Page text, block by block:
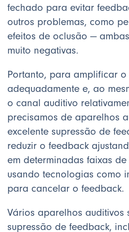
fechado para evitar
outros problemas, como
efeitos de oclusão —
muito negativas.
Portanto, para amplificar o
adequadamente e, ao
o canal auditivo
precisamos de aparelhos
excelente supressão de
reduzir o feedback
em determinadas faixas
usando tecnologias como
para cancelar o feedback.
Vários aparelhos auditivos
supressão de feedback,